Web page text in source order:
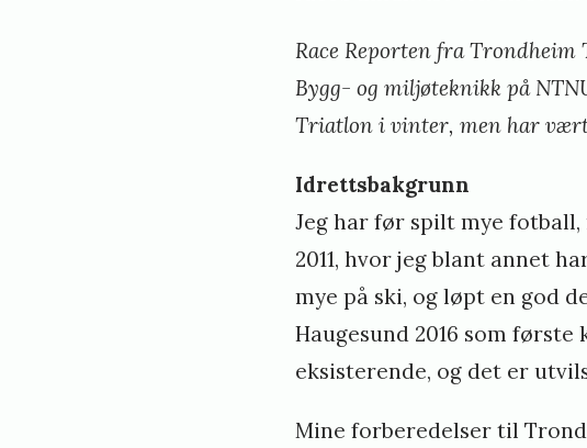
Race Reporten fra
Bygg- og miljøteknikk på
Triatlon i vinter, men har vært
Idrettsbakgrunn
Jeg har før spilt mye
2011, hvor jeg blant annet
mye på ski, og løpt en god
Haugesund 2016 som
eksisterende, og det er
Mine forberedelser til